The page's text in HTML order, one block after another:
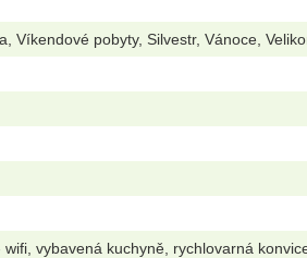
Víkendové pobyty, Silvestr, Vánoce,
vybavená kuchyně, rychlovarná